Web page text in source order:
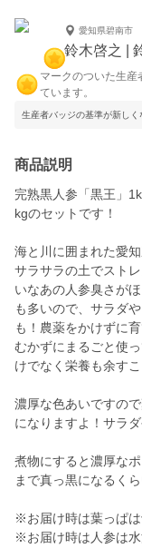
愛知県碧南市
鈴木啓之 |
マークのついた生
ています。
生産者バッジの基準が新しく
商品説明
完熟黒人参「黒王」
kgのセットです！
海と川に囲まれた愛
サラサラの土でスト
いなあの人参臭さが
も多いので、サラダ
も！農薬をかけずに
むかずにまるごと使
けでなく栄養も余す
濃厚な色あいですの
になりますよ！サラ
煮物にすると濃厚な
まで真っ黒になるくら
※お届け時は葉っぱは
※お届け時は人参は水